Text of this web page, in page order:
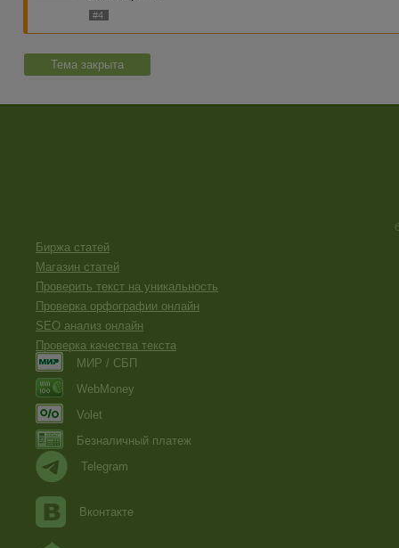
#4
Тема закрыта
Биржа статей
Магазин статей
Проверить текст на уникальность
Проверка орфографии онлайн
SEO анализ онлайн
Проверка качества текста
МИР / СБП
WebMoney
Volet
Безналичный платеж
Telegram
Вконтакте